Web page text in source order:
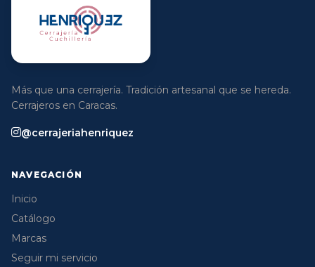
Más que una cerrajería. Tradición artesanal que se hereda.
Cerrajeros en Caracas.
@cerrajeriahenriquez
NAVEGACIÓN
Inicio
Catálogo
Marcas
Seguir mi servicio